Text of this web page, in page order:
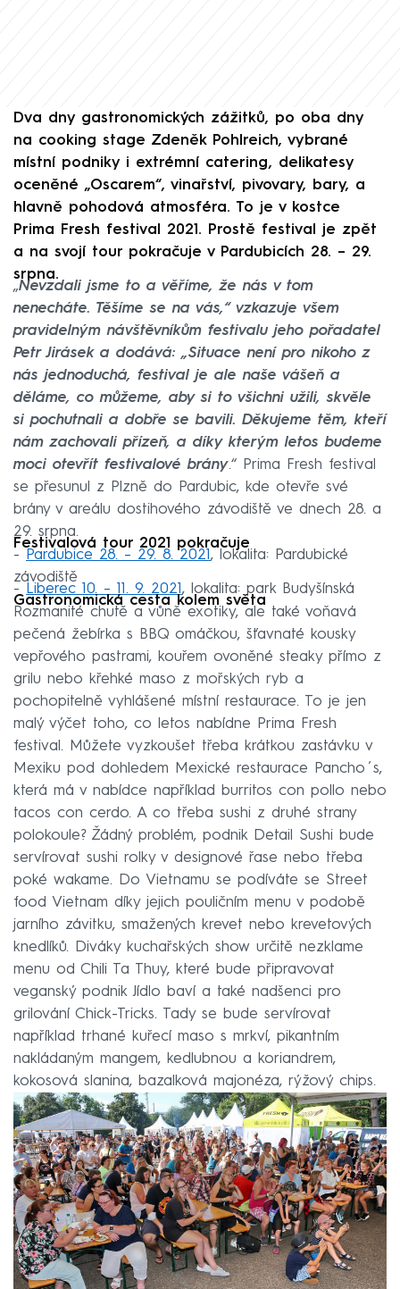
Dva dny gastronomických zážitků, po oba dny
na cooking stage Zdeněk Pohlreich, vybrané
místní podniky i extrémní catering, delikatesy
oceněné „Oscarem“, vinařství, pivovary, bary, a
hlavně pohodová atmosféra. To je v kostce
Prima Fresh festival 2021. Prostě festival je zpět
a na svojí tour pokračuje v Pardubicích 28. – 29.
srpna.
„Nevzdali jsme to a věříme, že nás v tom
nenecháte. Těšíme se na vás,“ vzkazuje všem
pravidelným návštěvníkům festivalu jeho pořadatel
Petr Jirásek a dodává: „Situace není pro nikoho z
nás jednoduchá, festival je ale naše vášeň a
děláme, co můžeme, aby si to všichni užili, skvěle
si pochutnali a dobře se bavili. Děkujeme těm, kteří
nám zachovali přízeň, a díky kterým letos budeme
moci otevřít festivalové brány.“ Prima Fresh festival
se přesunul z Plzně do Pardubic, kde otevře své
brány v areálu dostihového závodiště ve dnech 28. a
29. srpna.
Festivalová tour 2021 pokračuje
- Pardubice 28. – 29. 8. 2021, lokalita: Pardubické
závodiště
- Liberec 10. – 11. 9. 2021, lokalita: park Budyšínská
Gastronomická cesta kolem světa
Rozmanité chutě a vůně exotiky, ale také voňavá
pečená žebírka s BBQ omáčkou, šťavnaté kousky
vepřového pastrami, kouřem ovoněné steaky přímo z
grilu nebo křehké maso z mořských ryb a
pochopitelně vyhlášené místní restaurace. To je jen
malý výčet toho, co letos nabídne Prima Fresh
festival. Můžete vyzkoušet třeba krátkou zastávku v
Mexiku pod dohledem Mexické restaurace Pancho´s,
která má v nabídce například burritos con pollo nebo
tacos con cerdo. A co třeba sushi z druhé strany
polokoule? Žádný problém, podnik Detail Sushi bude
servírovat sushi rolky v designové řase nebo třeba
poké wakame. Do Vietnamu se podíváte se Street
food Vietnam díky jejich pouličním menu v podobě
jarního závitku, smažených krevet nebo krevetových
knedlíků. Diváky kuchařských show určitě nezklame
menu od Chili Ta Thuy, které bude připravovat
veganský podnik Jídlo baví a také nadšenci pro
grilování Chick-Tricks. Tady se bude servírovat
například trhané kuřecí maso s mrkví, pikantním
nakládaným mangem, kedlubnou a koriandrem,
kokosová slanina, bazalková majonéza, rýžový chips.